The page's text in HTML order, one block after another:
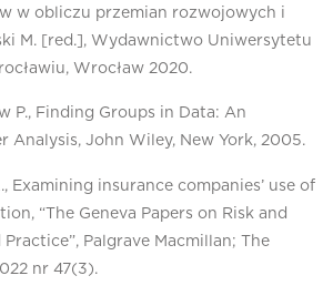
w obliczu przemian rozwojowych i
M. [red.], Wydawnictwo Uniwersytetu
Wrocław 2020.
P., Finding Groups in Data: An
Analysis, John Wiley, New York, 2005.
Examining insurance companies’ use of
“The Geneva Papers on Risk and
Practice”, Palgrave Macmillan; The
nr 47(3).